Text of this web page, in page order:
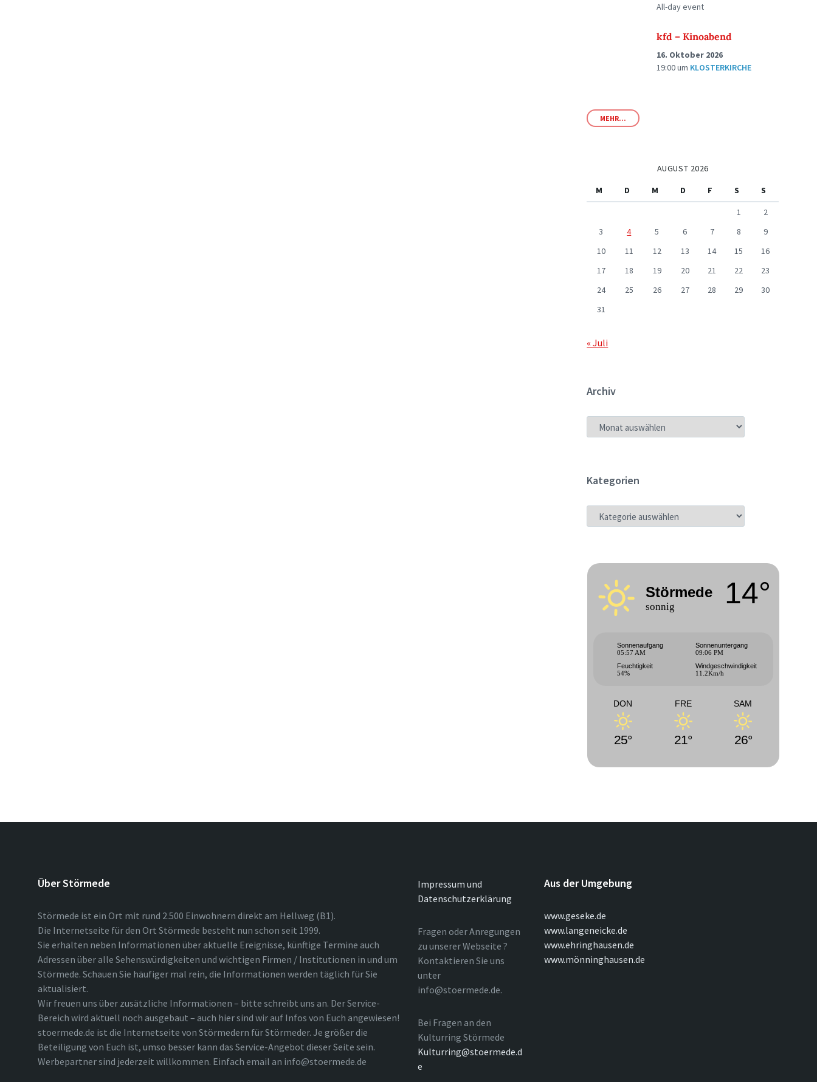
All-day event
kfd – Kinoabend
16. Oktober 2026
19:00um KLOSTERKIRCHE
MEHR...
AUGUST 2026
M
D M D F S
S
1
2
3
4 5 6 7 8
9
10
11 12 13 14 15
16
17
18 19 20 21 22
23
24
25 26 27 28 29
30
31
« Juli
Archiv
ARCHIV
Kategorien
KATEGORIEN
Störmede
sonnig 14°
Sonnenaufgang
05:57 AM
Sonnenuntergang
09:06 PM
Feuchtigkeit
54%
Windgeschwindigkeit
11.2Km/h
DON
25°
FRE
21°
SAM
26°
Über Störmede
Störmede ist ein Ort mit rund 2.500 Einwohnern direkt am Hellweg (B1).
Die Internetseite für den Ort Störmede besteht nun schon seit 1999.
Sie erhalten neben Informationen über aktuelle Ereignisse, künftige Termine auch
Adressen über alle Sehenswürdigkeiten und wichtigen Firmen / Institutionen in und um
Störmede. Schauen Sie häufiger mal rein, die Informationen werden täglich für Sie
aktualisiert.
Wir freuen uns über zusätzliche Informationen – bitte schreibt uns an. Der Service-
Bereich wird aktuell noch ausgebaut – auch hier sind wir auf Infos von Euch angewiesen!
stoermede.de ist die Internetseite von Störmedern für Störmeder. Je größer die
Beteiligung von Euch ist, umso besser kann das Service-Angebot dieser Seite sein.
Werbepartner sind jederzeit willkommen. Einfach email an info@stoermede.de
Impressum und
Datenschutzerklärung
Fragen oder Anregungen
zu unserer Webseite ?
Kontaktieren Sie uns
unter
info@stoermede.de.
Bei Fragen an den
Kulturring Störmede
Kulturring@stoermede.d
e
Aus der Umgebung
www.geseke.de
www.langeneicke.de
www.ehringhausen.de
www.mönninghausen.de